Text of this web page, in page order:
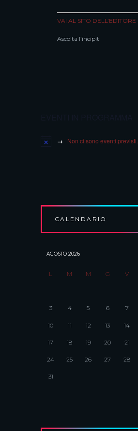
VAI AL SITO DELL’EDITORE
Ascolta l’incipit
Non ci sono eventi previsti.
CALENDARIO
AGOSTO 2026
L M M G V
3 4 5 6 7
10 11 12 13 14
17 18 19 20 21
24 25 26 27 28
31